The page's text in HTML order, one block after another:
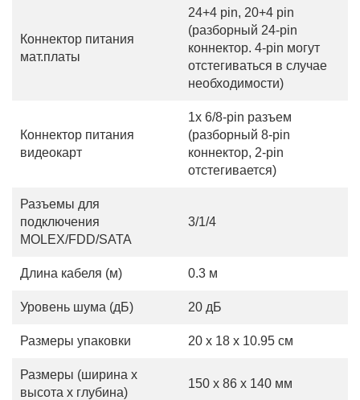
Коннектор питания
мат.платы
24+4 pin, 20+4 pin
(разборный 24-pin
коннектор. 4-pin могут
отстегиваться в случае
необходимости)
Коннектор питания
видеокарт
1x 6/8-pin разъем
(разборный 8-pin
коннектор, 2-pin
отстегивается)
Разъемы для
подключения
MOLEX/FDD/SATA
3/1/4
Длина кабеля (м) 0.3 м
Уровень шума (дБ) 20 дБ
Размеры упаковки 20 x 18 x 10.95 см
Размеры (ширина х
высота х глубина)
150 x 86 x 140 мм